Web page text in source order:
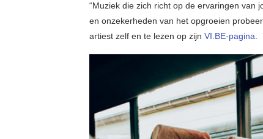
“Muziek die zich richt op de ervaringen van
en onzekerheden van het opgroeien
artiest zelf en te lezen op zijn VI.BE-pagina.